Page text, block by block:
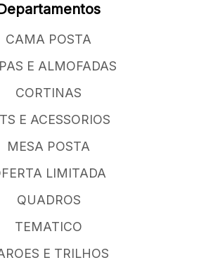
CAMA POSTA
E ALMOFADAS
CORTINAS
E ACESSORIOS
MESA POSTA
LIMITADA
QUADROS
TEMATICO
E TRILHOS